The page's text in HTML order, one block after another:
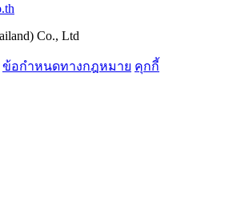
Co., Ltd
ข้อกำหนดทางกฎหมาย คุกกี้